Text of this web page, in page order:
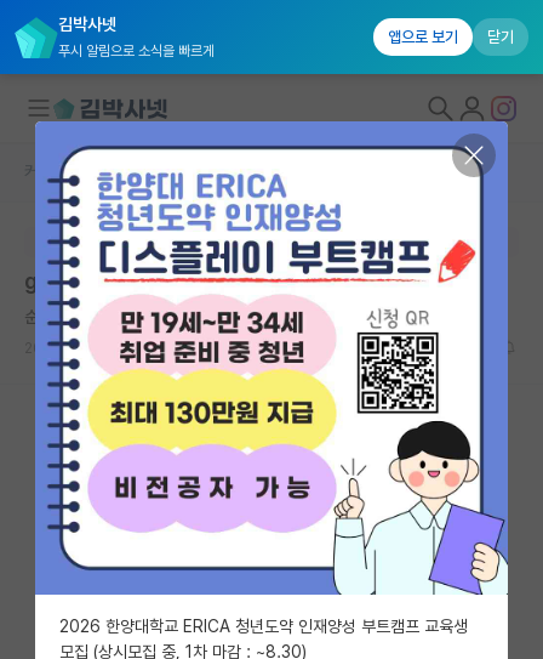
김박사넷
푸시 알림으로 소식을 빠르게
앱으로 보기 닫기
대학원생 모집
국내대학원 정보
연구실&오픈랩
커뮤니티
커뮤니티 홈
전체글보기
베스트 게시판
IF 명예의전당
자유 게시판(아무개랩)
미국 유학 게시판
커뮤니티 홈 자유 게시판(아무개랩)
본문이 수정되지 않는 박제글입니다.
gist 최종 탈락을 했는데, 이유를 모르겠네요..
순수한 막스 플랑크
2026.06.10 6 2334
2026 한양대학교 ERICA 청년도약 인재양성 부트캠프 교육생
모집 (상시모집 중, 1차 마감 : ~8.30)